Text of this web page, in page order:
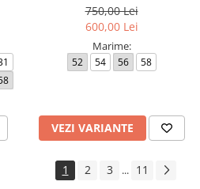
750,00 Lei
600,00 Lei
Marime:
52 54 56 58
VEZI VARIANTE
1 2 3 ... 11